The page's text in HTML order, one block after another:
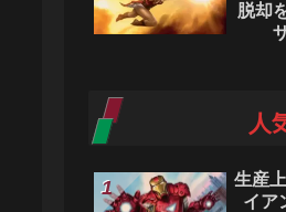
脱却
人
生産
イア